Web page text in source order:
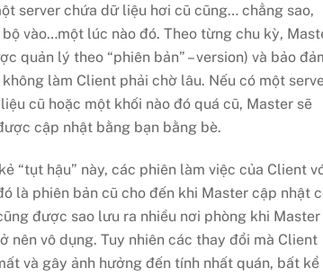
server chứa dữ liệu hơi cũ cũng… chẳng sao,
vào…một lúc nào đó. Theo từng chu kỳ,
quản lý theo “phiên bản” – version) và bảo
làm Client phải chờ lâu. Nếu có một
cũ hoặc một khối nào đó quá cũ, Master sẽ
cập nhật bằng bạn bằng bè.
“tụt hậu” này, các phiên làm việc của Client
là phiên bản cũ cho đến khi Master cập nhật
được sao lưu ra nhiều nơi phòng khi Master
nên vô dụng. Tuy nhiên các thay đổi mà Client
và gây ảnh hưởng đến tính nhất quán, bất kể